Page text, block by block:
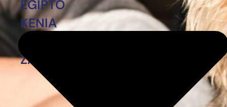
EGIPTO
KENIA
MARRUECOS
ZANZÍBAR